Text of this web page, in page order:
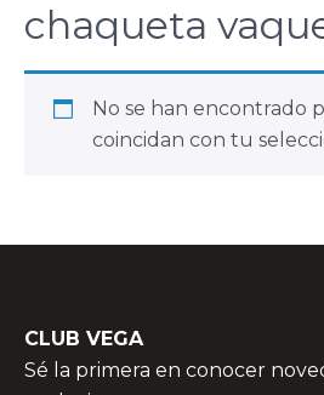
chaqueta
No se han encontrado
coincidan con tu
CLUB VEGA
Sé la primera en conocer